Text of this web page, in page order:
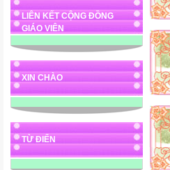
LIÊN KẾT CỘNG ĐỒNG
GIÁO VIÊN
XIN CHÀO
TỪ ĐIỂN